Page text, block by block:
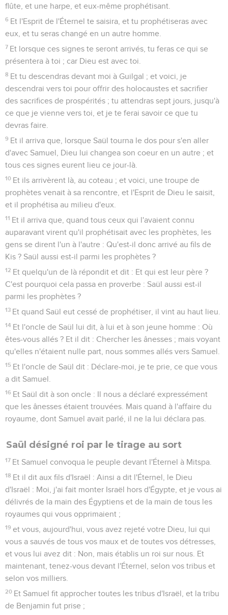
flûte, et une harpe, et eux-même prophétisant.
6 Et l'Esprit de l'Éternel te saisira, et tu prophétiseras avec
eux, et tu seras changé en un autre homme.
7 Et lorsque ces signes te seront arrivés, tu feras ce qui se
présentera à toi ; car Dieu est avec toi.
8 Et tu descendras devant moi à Guilgal ; et voici, je
descendrai vers toi pour offrir des holocaustes et sacrifier
des sacrifices de prospérités ; tu attendras sept jours, jusqu'à
ce que je vienne vers toi, et je te ferai savoir ce que tu
devras faire.
9 Et il arriva que, lorsque Saül tourna le dos pour s'en aller
d'avec Samuel, Dieu lui changea son coeur en un autre ; et
tous ces signes eurent lieu ce jour-là.
10 Et ils arrivèrent là, au coteau ; et voici, une troupe de
prophètes venait à sa rencontre, et l'Esprit de Dieu le saisit,
et il prophétisa au milieu d'eux.
11 Et il arriva que, quand tous ceux qui l'avaient connu
auparavant virent qu'il prophétisait avec les prophètes, les
gens se dirent l'un à l'autre : Qu'est-il donc arrivé au fils de
Kis ? Saül aussi est-il parmi les prophètes ?
12 Et quelqu'un de là répondit et dit : Et qui est leur père ?
C'est pourquoi cela passa en proverbe : Saül aussi est-il
parmi les prophètes ?
13 Et quand Saül eut cessé de prophétiser, il vint au haut lieu.
14 Et l'oncle de Saül lui dit, à lui et à son jeune homme : Où
êtes-vous allés ? Et il dit : Chercher les ânesses ; mais voyant
qu'elles n'étaient nulle part, nous sommes allés vers Samuel.
15 Et l'oncle de Saül dit : Déclare-moi, je te prie, ce que vous
a dit Samuel.
16 Et Saül dit à son oncle : Il nous a déclaré expressément
que les ânesses étaient trouvées. Mais quand à l'affaire du
royaume, dont Samuel avait parlé, il ne la lui déclara pas.
Saül désigné roi par le tirage au sort
17 Et Samuel convoqua le peuple devant l'Éternel à Mitspa.
18 Et il dit aux fils d'Israël : Ainsi a dit l'Éternel, le Dieu
d'Israël : Moi, j'ai fait monter Israël hors d'Égypte, et je vous ai
délivrés de la main des Égyptiens et de la main de tous les
royaumes qui vous opprimaient ;
19 et vous, aujourd'hui, vous avez rejeté votre Dieu, lui qui
vous a sauvés de tous vos maux et de toutes vos détresses,
et vous lui avez dit : Non, mais établis un roi sur nous. Et
maintenant, tenez-vous devant l'Éternel, selon vos tribus et
selon vos milliers.
20 Et Samuel fit approcher toutes les tribus d'Israël, et la tribu
de Benjamin fut prise ;